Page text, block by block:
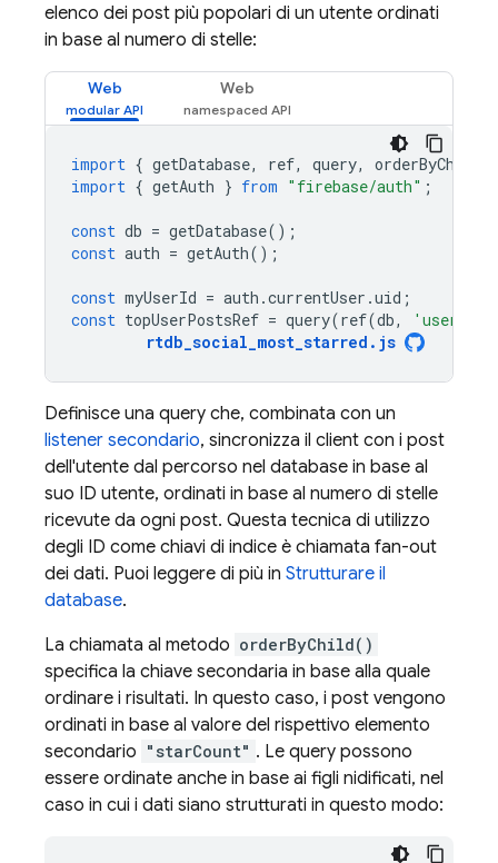
elenco dei post più popolari di un utente ordinati
in base al numero di stelle:
Web Web
import { getDatabase, ref, query, orderByChild
import { getAuth } from "firebase/auth" ;
const db = getDatabase();
const auth = getAuth();
const myUserId = auth .currentUser .uid ;
const topUserPostsRef = query(ref(db,
'user-
rtdb_social_most_starred . js
Definisce una query che, combinata con un
listener secondario, sincronizza il client con i post
dell'utente dal percorso nel database in base al
suo ID utente, ordinati in base al numero di stelle
ricevute da ogni post. Questa tecnica di utilizzo
degli ID come chiavi di indice è chiamata fan-out
dei dati. Puoi leggere di più in Strutturare il
database.
La chiamata al metodo orderByChild()
specifica la chiave secondaria in base alla quale
ordinare i risultati. In questo caso, i post vengono
ordinati in base al valore del rispettivo elemento
secondario "starCount" . Le query possono
essere ordinate anche in base ai figli nidificati, nel
caso in cui i dati siano strutturati in questo modo: